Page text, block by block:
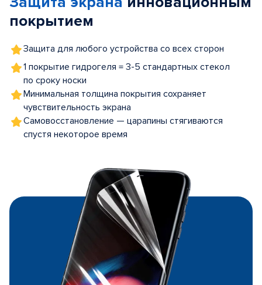
покрытием
Защита для любого устройства со всех сторон
1 покрытие гидрогеля = 3-5 стандартных стекол
по сроку носки
Минимальная толщина покрытия сохраняет
чувствительность экрана
Самовосстановление — царапины стягиваются
спустя некоторое время